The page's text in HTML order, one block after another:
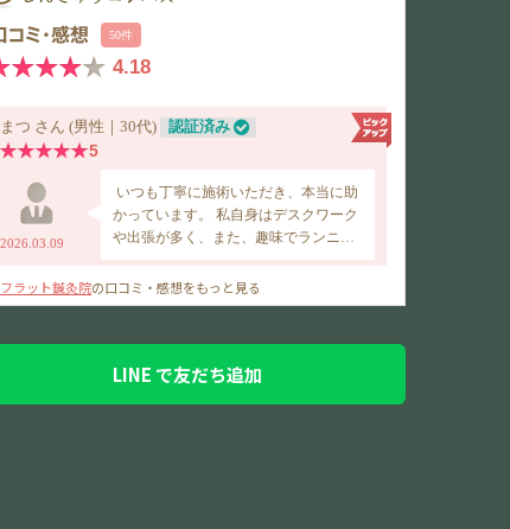
フラット鍼灸院の口コミ・感想をもっと見る
LINE で友だち追加